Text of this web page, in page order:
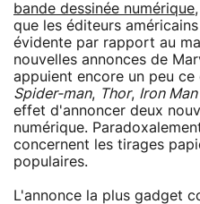
bande dessinée numérique
que les éditeurs
évidente par rapport au
nouvelles annonces de
appuient encore un peu
Spider-man, Thor, Iron Man
effet d'annoncer deux
numérique.
concernent les tirages
populaires.
L'annonce la plus gadget